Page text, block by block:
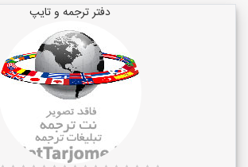
دفتر ترجمه و تایپ